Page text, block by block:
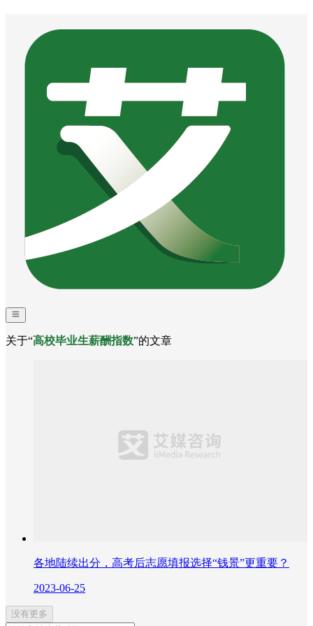
关于“高校毕业生薪酬指数”的文章
各地陆续出分，高考后志愿填报选择“钱景”更重要？
2023-06-25
没有更多